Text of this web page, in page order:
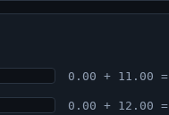
0.00 + 11.00 =
0.00 + 12.00 =